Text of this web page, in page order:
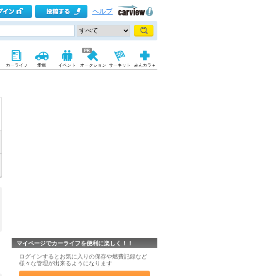
ヘルプ
カーライフ 愛車 イベント オークション サーキット みんカラ＋
マイページでカーライフを便利に楽しく！！
ログインするとお気に入りの保存や燃費記録など
様々な管理が出来るようになります